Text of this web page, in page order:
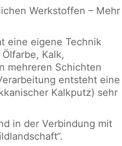
Werkstoffen – Mehr
eine eigene Technik
Kalk,
mehreren Schichten
entsteht eine
Kalkputz) sehr
in der Verbindung mit